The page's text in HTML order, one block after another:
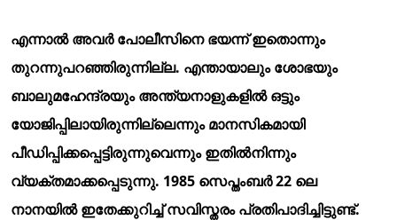
എന്നാല്അവര്പോലീസിനെ ഭയന്ന് ഇതൊന്നും
തുറന്നുപറഞ്ഞിരുന്നില്ല. എന്തായാലും ശോഭയും
ബാലുമഹേന്ദ്രയും അന്ത്യനാളുകളില്ഒട്ടും
യോജിപ്പിലായിരുന്നില്ലെന്നും മാനസികമായി
പീഡിപ്പിക്കപ്പെട്ടിരുന്നുവെന്നും ഇതില്നിന്നും
വ്യക്തമാക്കപ്പെടുന്നു. 1985 സെപ്തംബര്22 ലെ
നാനയില്ഇതേക്കുറിച്ച് സവിസ്തരം പ്രതിപാദിച്ചിട്ടുണ്ട്.